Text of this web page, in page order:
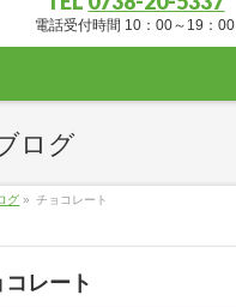
電話受付時間 10：00～19：00
ログ
グ » チョコレート
レート